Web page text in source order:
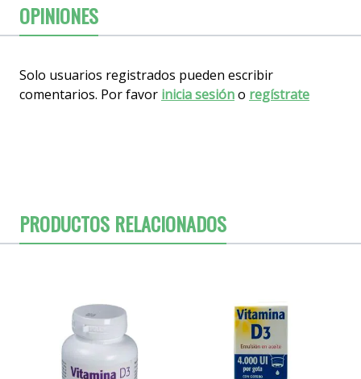
OPINIONES
Solo usuarios registrados pueden escribir
comentarios. Por favor inicia sesióno regístrate
PRODUCTOS RELACIONADOS